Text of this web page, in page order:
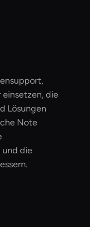
die
Lösungen
Note
und die